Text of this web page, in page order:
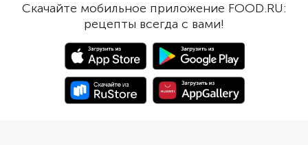
лимоном сдобрите, чтобы
араматно было. А если рецепт на
языке сказательном сложным
покажется, читайте в советах
трактовку толковую.
тщательно
бумажными
блюдо не получилось
водянистым. Для
сытности добавьте
например картофель
стручковую фасоль.
Скачайте мобильное приложение FOOD.RU:
рецепты всегда с вами!